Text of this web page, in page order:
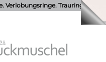
Verlobungsringe. Trauringe.